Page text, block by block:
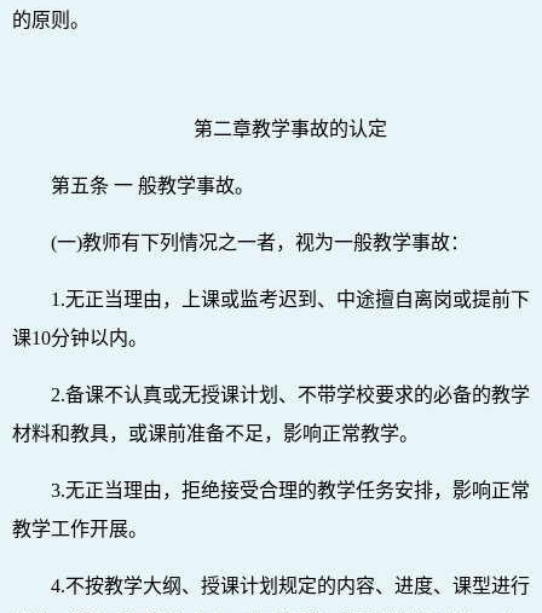
的原则。
第二章教学事故的认定
第五条 一 般教学事故。
(一)教师有下列情况之一者，视为一般教学事故：
1.无正当理由，上课或监考迟到、中途擅自离岗或提前下
课10分钟以内。
2.备课不认真或无授课计划、不带学校要求的必备的教学
材料和教具，或课前准备不足，影响正常教学。
3.无正当理由，拒绝接受合理的教学任务安排，影响正常
教学工作开展。
4.不按教学大纲、授课计划规定的内容、进度、课型进行